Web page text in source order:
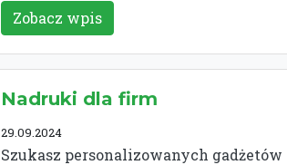
Zobacz wpis
Nadruki dla firm
29.09.2024
Szukasz personalizowanych gadżetów